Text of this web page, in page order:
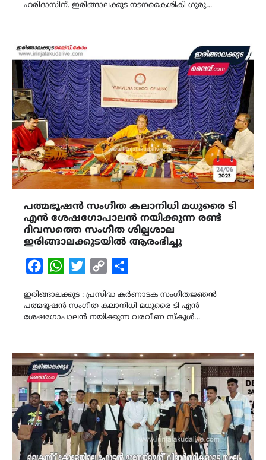
ഹരിദാസിന്. ഇരിങ്ങാലക്കുട നടനകൈശികി ഗുരു…
പത്മഭൂഷൻ സംഗീത കലാനിധി മധുരൈ ടി
എൻ ശേഷഗോപാലൻ നയിക്കുന്ന രണ്ട്
ദിവസത്തെ സംഗീത ശില്പശാല
ഇരിങ്ങാലക്കുടയിൽ ആരംഭിച്ചു
FacebookWhatsAppTwitterCopy
ഇരിങ്ങാലക്കുട : പ്രസിദ്ധ കർണാടക സംഗീതജ്ഞൻ
പത്മഭൂഷൻ സംഗീത കലാനിധി മധുരൈ ടി എൻ
ശേഷഗോപാലൻ നയിക്കുന്ന വരവീണ സ്കൂൾ…